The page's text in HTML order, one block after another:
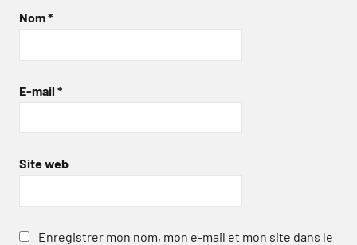
Nom*
E-mail *
Site web
Enregistrer mon nom, mon e-mail et mon site dans le